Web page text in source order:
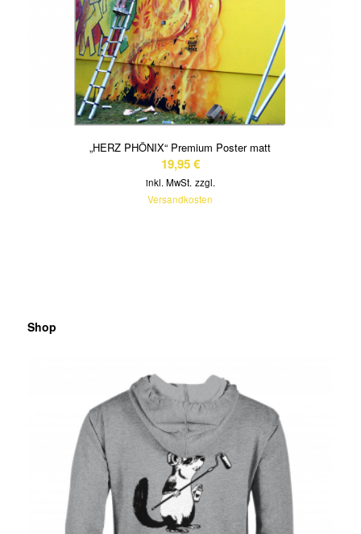
„HERZ PHÖNIX“ Premium Poster matt
19,95€
inkl. MwSt. zzgl.
Versandkosten
Shop